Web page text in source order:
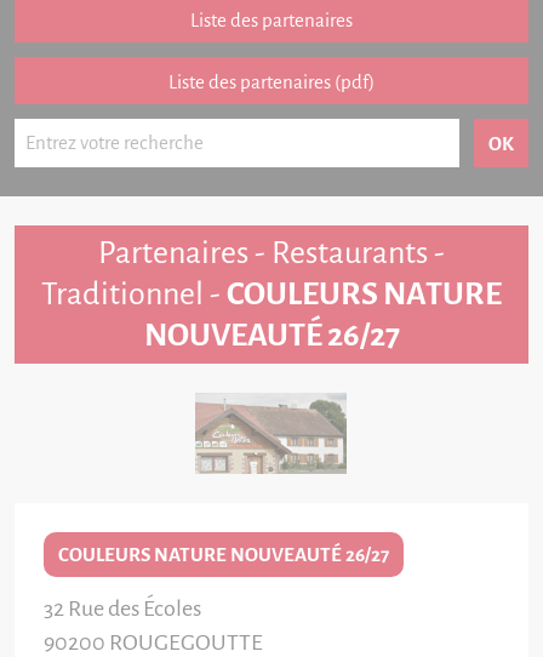
FAQ
Livre d'or
Liste des partenaires
Liste des partenaires (pdf)
Partenaires - Restaurants -
Traditionnel - COULEURS NATURE
NOUVEAUTÉ 26/27
COULEURS NATURE NOUVEAUTÉ 26/27
32 Rue des Écoles
90200 ROUGEGOUTTE